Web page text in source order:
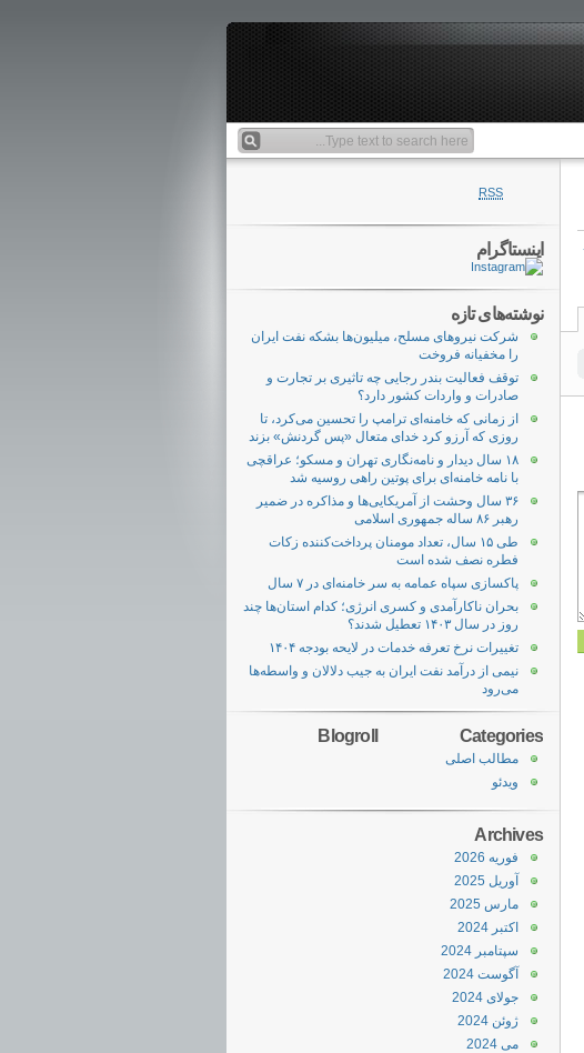
RSS
اینستاگرام
نوشته‌های تازه
شرکت نیروهای مسلح، میلیون‌ها بشکه نفت ایران
را مخفیانه فروخت
توقف فعالیت بندر رجایی چه تاثیری بر تجارت و
صادرات و واردات کشور دارد؟
از زمانی که خامنه‌ای ترامپ را تحسین می‌کرد، تا
روزی که آرزو کرد خدای متعال «پس گردنش» بزند
۱۸ سال دیدار و نامه‌نگاری تهران و مسکو؛ عراقچی
با نامه خامنه‌ای برای پوتین راهی روسیه شد
۳۶ سال وحشت از آمریکایی‌ها و مذاکره در ضمیر
رهبر ۸۶ ساله جمهوری اسلامی
طی ۱۵ سال، تعداد مومنان پرداخت‌کننده زکات
فطره نصف شده است
پاکسازی سپاه عمامه به سر خامنه‌‌ای در ۷ سال
بحران ناکارآمدی و کسری انرژی؛ کدام استان‌ها چند
روز در سال ۱۴۰۳ تعطیل شدند؟
تغییرات نرخ تعرفه خدمات در لایحه بودجه ۱۴۰۴
نیمی از درآمد نفت ایران به جیب دلالان و واسطه‌ها
می‌رود
Categories
مطالب اصلی
ویدئو
Blogroll
Archives
فوریه 2026
آوریل 2025
مارس 2025
اکتبر 2024
سپتامبر 2024
آگوست 2024
جولای 2024
ژوئن 2024
می 2024